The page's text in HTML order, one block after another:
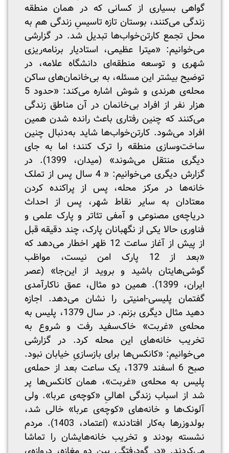
گواهی بسیاری از کسانی که در همان منطقه
زندگی می‌کنند، بوستان تازه تاسیسِ زندگی هم به
محل تجمع کارتن‌خواب‌ها تبدیل شد. در گزارشی
می‌خوانیم: «میترا عظیمی، استادیار برنامه‌ریزی
شهری و توسعه منطقه‌ای دانشگاه علامه، در
توضیح بیشتر این مسئله، به بی‌خانمان‌های ساکن
محله‌ی هرندی و شوش اشاره می‌کند: «حدود 5
هزار نفر از افراد بی‌خانمان در آن مناطق زندگی
می‌کنند که چنین رفتاری باعث رانده شدن همین
افراد می‌شود. کارتن‌خواب‌ها شاید به‌دنبال چنین
ساخت‌و‌سازی منطقه را ترک کنند؛ اما به جای
دیگری منتقل می‌شوند» (میدان، 1399). در
گزارش دیگری می‌خوانیم: « 4 سال پس از تملک
خانه‌ها در مرکز محله، پس از پراکنده کردن
معتادان به سایر نقاط شهر، پس از احداث
دریاچه‌ی مصنوعی و آمفی تئاتر و پارک علمی و
فناوری حالا یکی از نگهبانان پارک، چند دقیقه قبل
از پیش از آغاز ساعت 12 ظهر اخطار می‌دهد که
«بعد از 12 پارک امن نیست، مواظب
گوشی‌هایتان باشید و بروید از این‌جا» (عصر
ایران، 1399). همین دو مثال، عمق ناکارآمدی
گفتمان پلیسی-امنیتی را نشان می‌دهد. اجازه
دهید مثال دیگری بزنم. در سال 1379، پلیس به
محله‌ی «غربت» خاک‌سفید رفت و شروع به
تخریب خانه‌های این محله کرد. در گزارشی
می‌خوانیم: «کانکس‌ها برای بازسازیِ خیابان نبود.
صبح 6 اسفند 1379، یک ساعت بعد از حمله‌ی
پلیس به محله‌ی «غربت»، همان کانکس‌ها پر
شد از اسباب زندگی اهالیِ «کوچه‌ی عربا». ولی
آلونک‌ها و خانه‌های «کوچه‌ی عربا» خالی شد،
بولدوزر‌ها به‌کار افتادند» (اعتماد، 1403). مردم
نشسته بودند و تخریب‌ خانه‌هایشان را تماشا